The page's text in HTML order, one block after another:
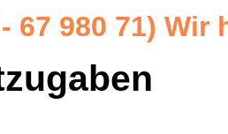
67 980 71)